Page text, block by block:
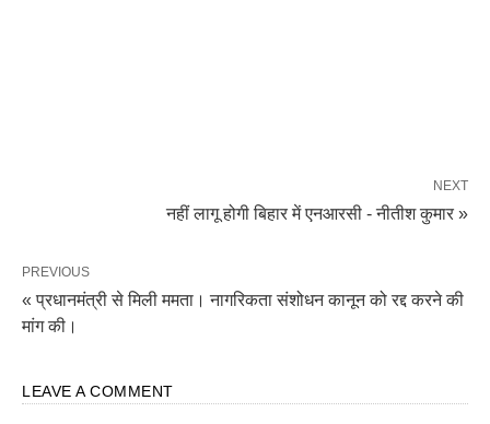
NEXT
नहीं लागू होगी बिहार में एनआरसी - नीतीश कुमार »
PREVIOUS
« प्रधानमंत्री से मिली ममता। नागरिकता संशोधन कानून को रद्द करने की
मांग की।
LEAVE A COMMENT